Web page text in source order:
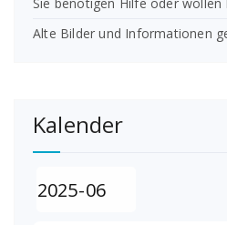
Alte Bilder und Informationen
Kalender